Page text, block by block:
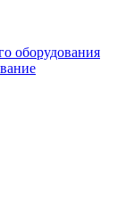
оборудования